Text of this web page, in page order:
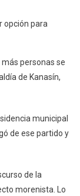
opción para
más personas se
de Kanasín,
municipal
de ese partido y
de la
morenista. Lo